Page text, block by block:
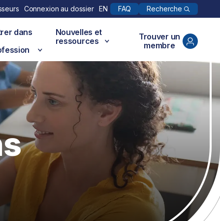
Connexion au dossier EN FAQ Recherche
dans
Nouvelles et
ressources
Trouver un
membre